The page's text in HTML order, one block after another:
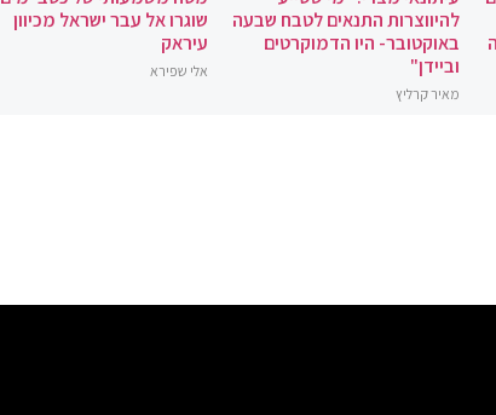
להיווצרות התנאים לטבח שבעה
באוקטובר- היו הדמוקרטים
וביידן"
מאיר קרליץ
שוגרו אל עבר ישראל מכיוון
עיראק
אלי שפירא